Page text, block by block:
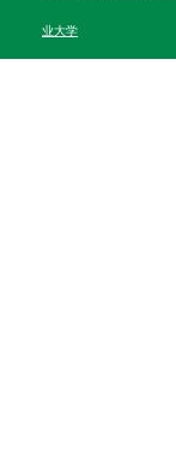
业大学